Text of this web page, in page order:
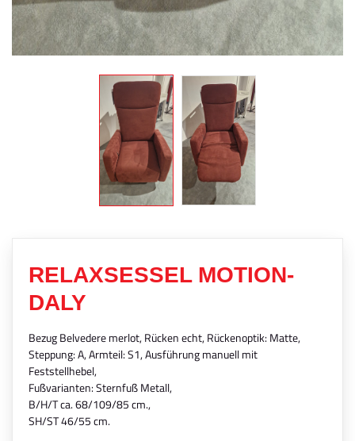
RELAXSESSEL MOTION-
DALY
Bezug Belvedere merlot, Rücken echt, Rückenoptik: Matte,
Steppung: A, Armteil: S1, Ausführung manuell mit
Feststellhebel,
Fußvarianten: Sternfuß Metall,
B/H/T ca. 68/109/85 cm.,
SH/ST 46/55 cm.